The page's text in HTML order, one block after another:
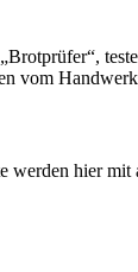
vom
werden hier